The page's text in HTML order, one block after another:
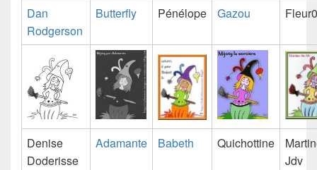
Dan
Rodgerson
Butterfly Pénélope Gazou
Denise
Doderisse
Adamante Babeth Quichottine
Jdv